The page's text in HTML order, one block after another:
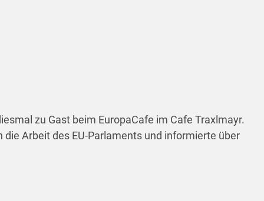
zu Gast beim EuropaCafe im Cafe Traxlmayr.
Arbeit des EU-Parlaments und informierte über